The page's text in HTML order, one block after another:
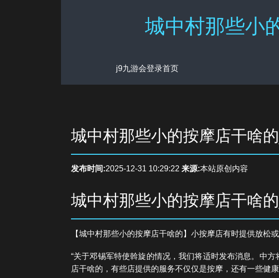
城中村那些小
j9九游会登录首页
城中村那些小的按摩店干啥
发布时间:2025-12-31 10:29:22 来源:本站原创内容
城中村那些小的按摩店干啥
【城中村那些小的按摩店干啥的】小按摩店有时提供放松或
“关于邓锡军特使斡旋的情况，我们将适时发布消息。中
店干啥的，有些店提供的服务不仅仅是按摩，还有一些健康